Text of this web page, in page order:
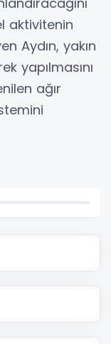
aktivitenin
Aydın, yakın
yapılmasını
ağır